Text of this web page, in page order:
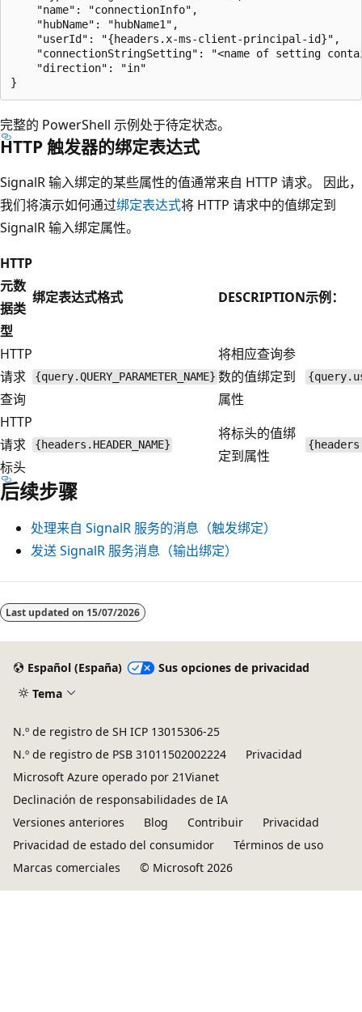
    "name": "connectionInfo",
    "hubName": "hubName1",
    "userId": "{headers.x-ms-client-principal-id}",
"connectionStringSetting": "<name of setting
    "direction": "in"
完整的 PowerShell 示例处于待定状态。
HTTP 触发器的绑定表达式
SignalR 输入绑定的某些属性的值通常来自 HTTP 请求。 因此，
我们将演示如何通过绑定表达式将 HTTP 请求中的值绑定到
SignalR 输入绑定属性。
HTTP
元数
据类
型
绑定表达式格式 DESCRIPTION示例：
HTTP
请求
查询
{query.QUERY_PARAMETER_NAME}
将相应查询参
数的值绑定到
属性
HTTP
请求
标头
{headers.HEADER_NAME}
将标头的值绑
定到属性
后续步骤
处理来自 SignalR 服务的消息（触发绑定）
发送 SignalR 服务消息（输出绑定）
Last updated on 15/07/2026
Español (España)
Sus opciones de privacidad
Tema
N.º de registro de SH ICP 13015306-25
N.º de registro de PSB 31011502002224
Privacidad
Microsoft Azure operado por 21Vianet
Declinación de responsabilidades de IA
Versiones anteriores
Blog Contribuir
Privacidad
Privacidad de estado del consumidor
Términos de uso
Marcas comerciales
© Microsoft 2026